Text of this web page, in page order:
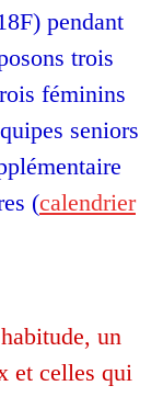
pendant
trois
féminins
seniors
(calendrier
un
et celles qui